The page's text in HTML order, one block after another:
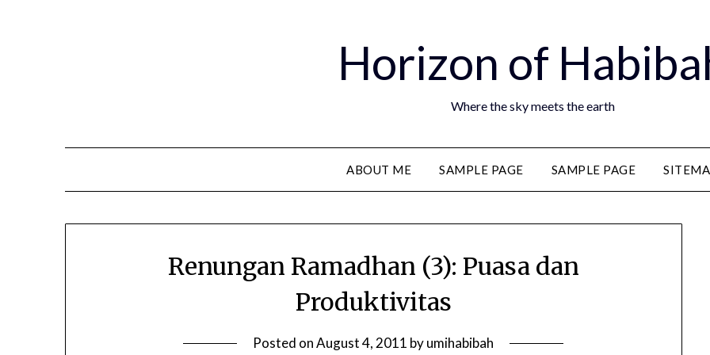
Horizon of
Where the sky meets the earth
ABOUT ME SAMPLE PAGE SAMPLE PAGE
Renungan Ramadhan (3): Puasa dan
Produktivitas
Posted onAugust 4, 2011 byumihabibah